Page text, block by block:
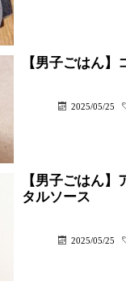
【男子ごはん】
2025/05/25
【男子ごはん
タルソース
2025/05/25